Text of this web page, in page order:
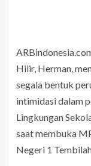
Hilir, Herman,
segala bentuk
intimidasi dalam
Lingkungan
saat membuka
Negeri 1